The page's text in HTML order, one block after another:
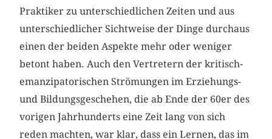
Praktiker zu unterschiedlichen Zeiten und aus
unterschiedlicher Sichtweise der Dinge durchaus
einen der beiden Aspekte mehr oder weniger
betont haben. Auch den Vertretern der kritisch-
emanzipatorischen Strömungen im Erziehungs-
und Bildungsgeschehen, die ab Ende der 60er des
vorigen Jahrhunderts eine Zeit lang von sich
reden machten, war klar, dass ein Lernen, das im